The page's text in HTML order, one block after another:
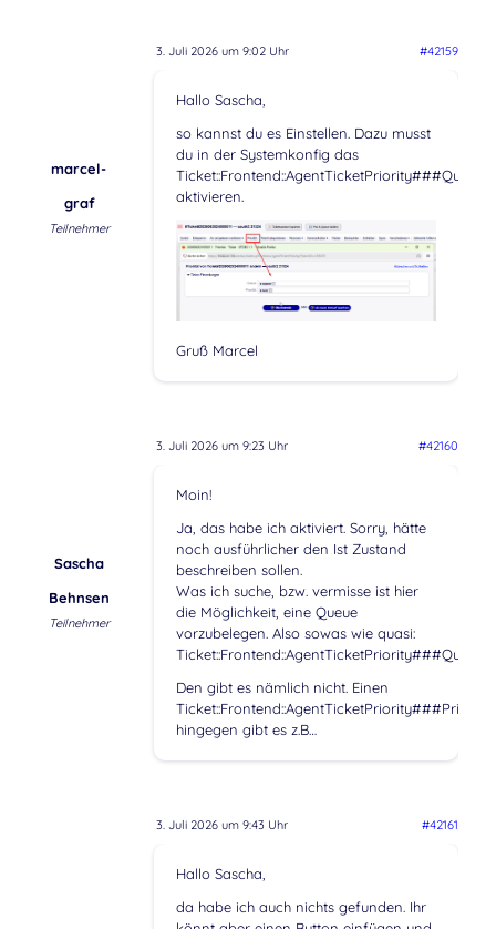
3. Juli 2026 um 9:02 Uhr #42159
marcel-
graf
Teilnehmer
Hallo Sascha,
so kannst du es Einstellen. Dazu musst
du in der Systemkonfig das
Ticket::Frontend::AgentTicketPriority###Queue
aktivieren.
Gruß Marcel
3. Juli 2026 um 9:23 Uhr #42160
Sascha
Behnsen
Teilnehmer
Moin!
Ja, das habe ich aktiviert. Sorry, hätte
noch ausführlicher den Ist Zustand
beschreiben sollen.
Was ich suche, bzw. vermisse ist hier
die Möglichkeit, eine Queue
vorzubelegen. Also sowas wie quasi:
Den gibt es nämlich nicht. Einen
hingegen gibt es z.B…
3. Juli 2026 um 9:43 Uhr #42161
Hallo Sascha,
da habe ich auch nichts gefunden. Ihr